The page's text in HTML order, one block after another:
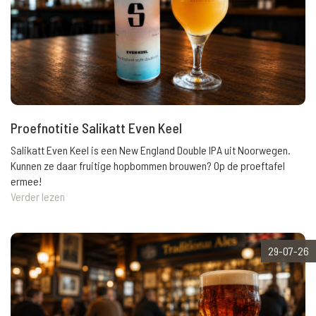
Proefnotitie Salikatt Even Keel
Salikatt Even Keel is een New England Double IPA uit Noorwegen.
Kunnen ze daar fruitige hopbommen brouwen? Op de proeftafel
ermee!
Verder lezen
29-07-26